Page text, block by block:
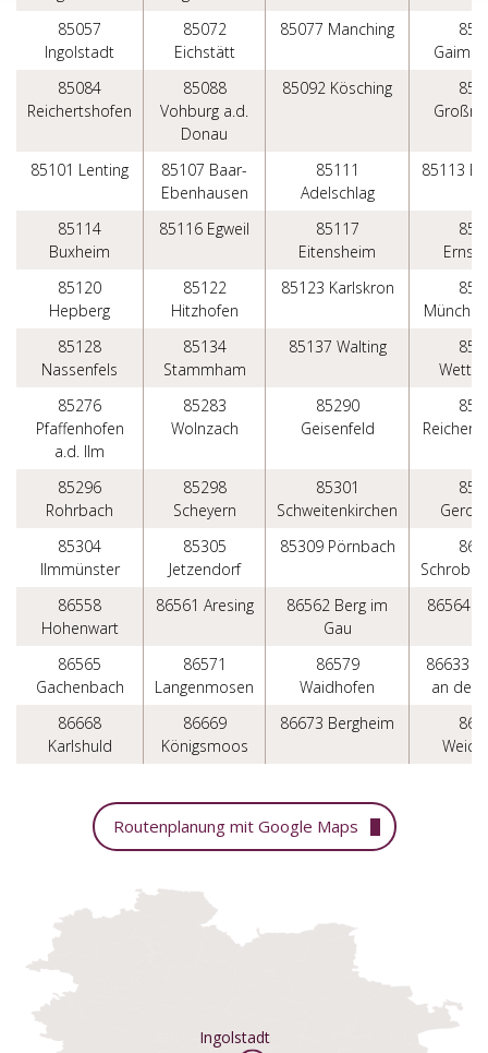
85057
Ingolstadt
85072
Eichstätt
85077 Manching
85084
Reichertshofen
85088
Vohburg a.d.
Donau
85092 Kösching
85101 Lenting
85107 Baar-
Ebenhausen
85111
Adelschlag
85113
85114
Buxheim
85116 Egweil
85117
Eitensheim
85120
Hepberg
85122
Hitzhofen
85123 Karlskron
85128
Nassenfels
85134
Stammham
85137 Walting
85276
Pfaffenhofen
a.d. Ilm
85283
Wolnzach
85290
Geisenfeld
85296
Rohrbach
85298
Scheyern
85301
Schweitenkirchen
85304
Ilmmünster
85305
Jetzendorf
85309 Pörnbach
86558
Hohenwart
86561 Aresing
86562 Berg im
Gau
86564
86565
Gachenbach
86571
Langenmosen
86579
Waidhofen
86633
an der
86668
Karlshuld
86669
Königsmoos
86673 Bergheim
Routenplanung mit Google Maps
Ingolstadt